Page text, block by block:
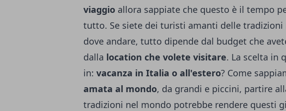
viaggio allora sappiate che questo è il tempo
tutto. Se siete dei turisti amanti delle
dove andare, tutto dipende dal budget che
dalla location che volete visitare. La scelta in
in: vacanza in Italia o all'estero? Come
amata al mondo, da grandi e piccini, partire
tradizioni nel mondo potrebbe rendere questi